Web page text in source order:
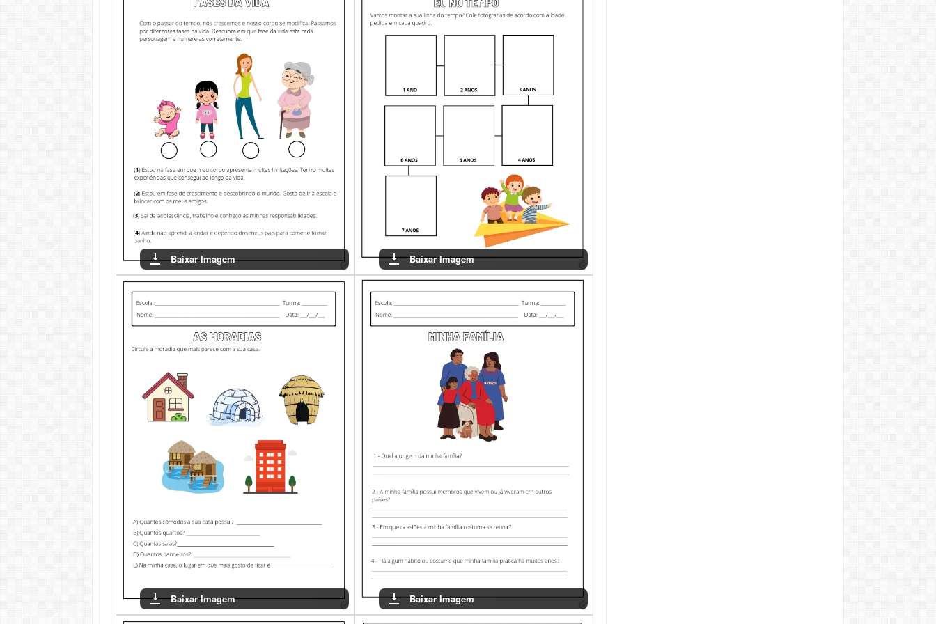
Baixar Imagem Baixar Imagem
Baixar Imagem Baixar Imagem